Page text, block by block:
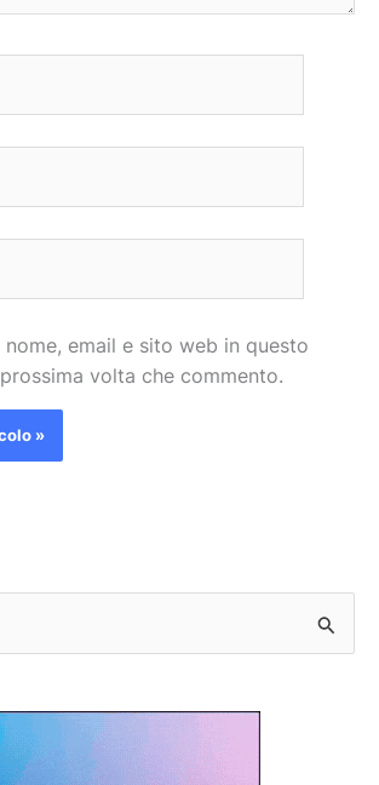
nome, email e sito web in questo
volta che commento.